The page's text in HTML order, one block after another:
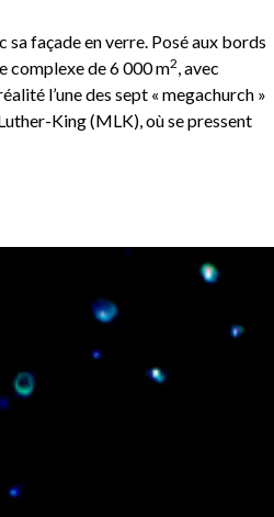
sa façade en verre. Posé aux bords
complexe de 6 000 m2 , avec
l’une des sept « megachurch »
King (MLK), où se pressent